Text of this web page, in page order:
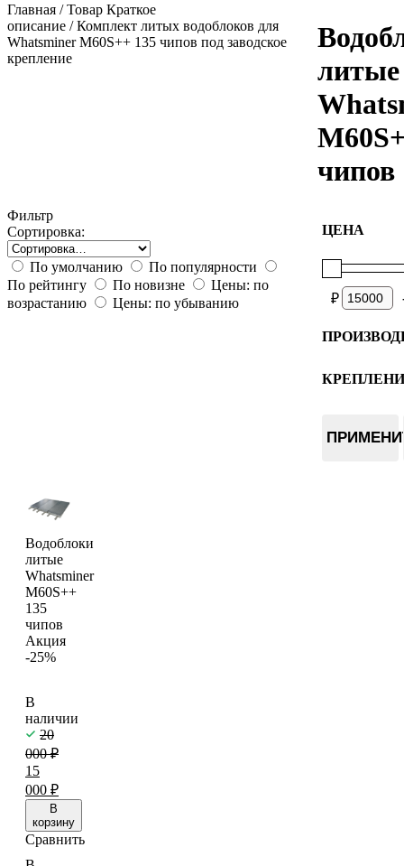
Главная / Товар Краткое
описание / Комплект литых водоблоков для
Whatsminer M60S++ 135 чипов под заводское
крепление
литые
чипов
Фильтр
Сортировка:
По умолчанию
По популярности
По рейтингу
По новизне
Цены: по
возрастанию
Цены: по убыванию
ЦЕНА
₽
Водоблоки
литые
Whatsminer
M60S++
135
чипов
Акция
-25%
В
наличии
20
000₽
15
000 ₽
В
корзину
Сравнить